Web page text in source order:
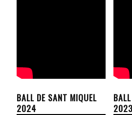
BALL DE SANT MIQUEL
2024
2023